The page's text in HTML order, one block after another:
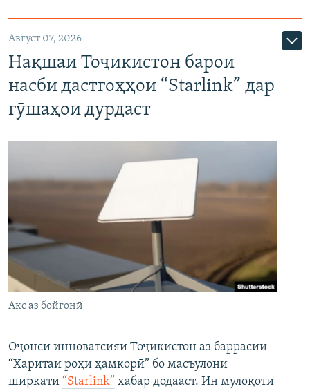
Август 07, 2026
Нақшаи Тоҷикистон барои
насби дастгоҳҳои “Starlink” дар
гӯшаҳои дурдаст
Акс аз бойгонӣ
Оҷонси инноватсияи Тоҷикистон аз баррасии
“Харитаи роҳи ҳамкорӣ” бо масъулони
ширкати “Starlink” хабар додааст. Ин мулоқоти